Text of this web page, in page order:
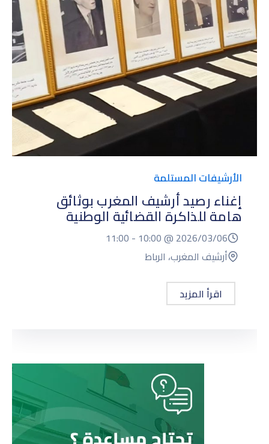
الأرشيفات المستلمة
إغناء رصيد أرشيف المغرب بوثائق
هامة للذاكرة القضائية الوطنية
2026/03/06 @
10:00 -
11:00
أرشيف المغرب، الرباط
اقرأ المزيد